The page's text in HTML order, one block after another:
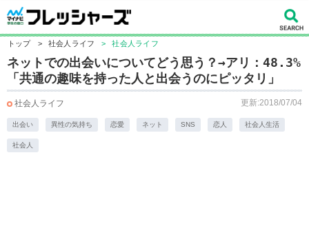
トップ > 社会人ライフ > 社会人ライフ
ネットでの出会いについてどう思う？→アリ：48.3%
「共通の趣味を持った人と出会うのにピッタリ」
社会人ライフ 更新:2018/07/04
出会い 異性の気持ち 恋愛 ネット SNS 恋人 社会人生活
社会人